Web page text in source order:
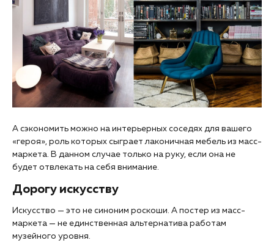
А сэкономить можно на интерьерных соседях для вашего
«героя», роль которых сыграет лаконичная мебель из масс-
маркета. В данном случае только на руку, если она не
будет отвлекать на себя внимание.
Дорогу искусству
Искусство — это не синоним роскоши. А постер из масс-
маркета — не единственная альтернатива работам
музейного уровня.